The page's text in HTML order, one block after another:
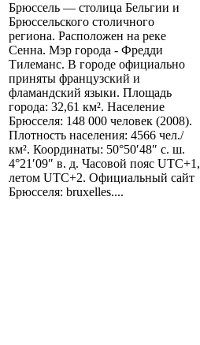
Брюссель — столица Бельгии и
Брюссельского столичного
региона. Расположен на реке
Сенна. Мэр города - Фредди
Тилеманс. В городе официально
приняты французский и
фламандский языки. Площадь
города: 32,61 км². Население
Брюсселя: 148 000 человек (2008).
Плотность населения: 4566 чел./
км². Координаты: 50°50′48″ с. ш.
4°21′09″ в. д. Часовой пояс UTC+1,
летом UTC+2. Официальный сайт
Брюсселя: bruxelles....